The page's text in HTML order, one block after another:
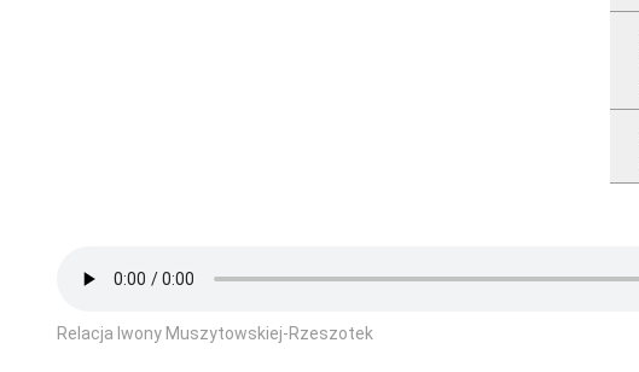
Relacja Iwony Muszytowskiej-Rzeszotek